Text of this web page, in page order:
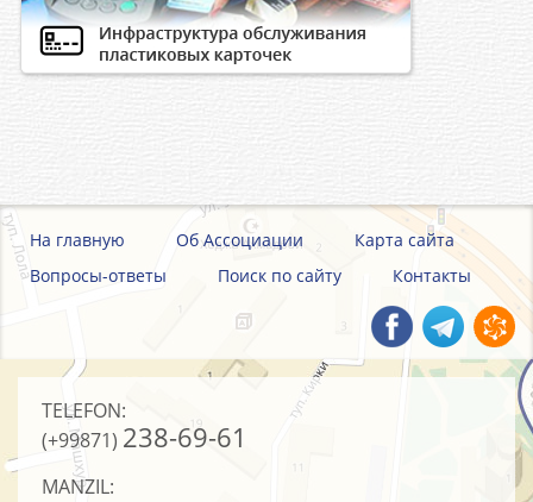
На главную Об Ассоциации
Карта сайта
Вопросы-ответы
Поиск по сайту Контакты
TELEFON:
(+99871) 238-69-61
MANZIL: